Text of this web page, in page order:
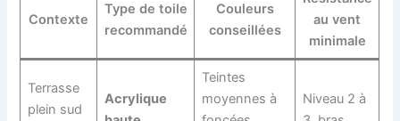
Contexte
Type de toile
recommandé
Couleurs
conseillées
au vent
minimale
Terrasse
plein sud
Acrylique
Teintes
moyennes à
Niveau 2 à